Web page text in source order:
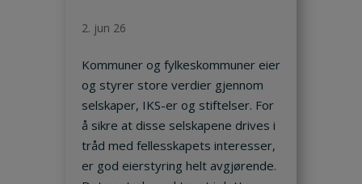
2. jun 26
Kommuner og fylkeskommuner eier
og styrer store verdier gjennom
selskaper, IKS-er og stiftelser. For
å sikre at disse selskapene drives i
tråd med fellesskapets interesser,
er god eierstyring helt avgjørende.